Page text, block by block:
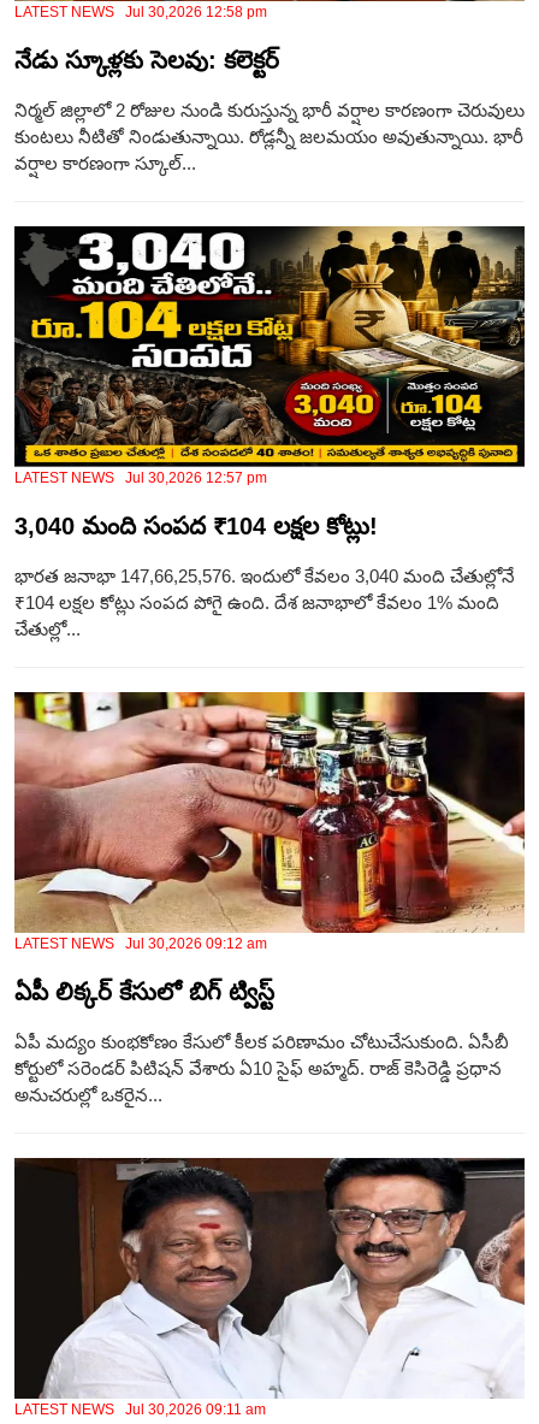
LATEST NEWS Jul 30,2026 12:58 pm
నేడు స్కూళ్లకు సెలవు: కలెక్టర్
నిర్మల్ జిల్లాలో 2 రోజుల నుండి కురుస్తున్న భారీ వర్షాల కారణంగా చెరువులు
కుంటలు నీటితో నిండుతున్నాయి. రోడ్లన్నీ జలమయం అవుతున్నాయి. భారీ
వర్షాల కారణంగా స్కూల్...
LATEST NEWS Jul 30,2026 12:57 pm
3,040 మంది సంప‌ద ₹104 లక్షల కోట్లు!
భార‌త‌ జనాభా 147,66,25,576. ఇందులో కేవలం 3,040 మంది చేతుల్లోనే
₹104 లక్షల కోట్లు సంపద పోగై ఉంది. దేశ జనాభాలో కేవలం 1% మంది
చేతుల్లో...
LATEST NEWS Jul 30,2026 09:12 am
ఏపీ లిక్కర్ కేసులో బిగ్ ట్విస్ట్
ఏపీ మద్యం కుంభకోణం కేసులో కీలక పరిణామం చోటుచేసుకుంది. ఏసీబీ
కోర్టులో సరెండర్ పిటిషన్ వేశారు ఏ10 సైఫ్ అహ్మద్. రాజ్ కెసిరెడ్డి ప్రధాన
అనుచరుల్లో ఒకరైన...
LATEST NEWS Jul 30,2026 09:11 am